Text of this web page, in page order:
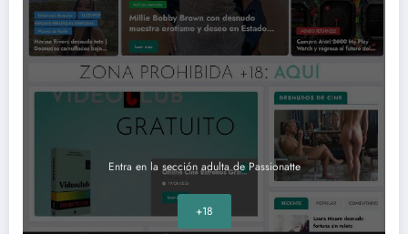
Entra en la sección adulta de Passionatte
+18